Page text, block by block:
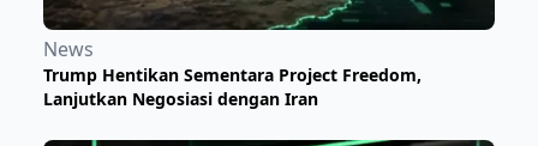
News
Trump Hentikan Sementara Project Freedom,
Lanjutkan Negosiasi dengan Iran